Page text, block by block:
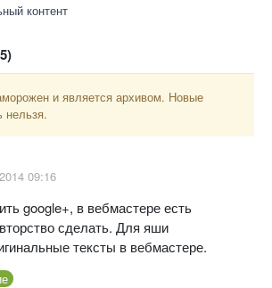
контент
и является архивом. Новые
нельзя.
09:16
google+, в вебмастере есть
сделать. Для яши
тексты в вебмастере.